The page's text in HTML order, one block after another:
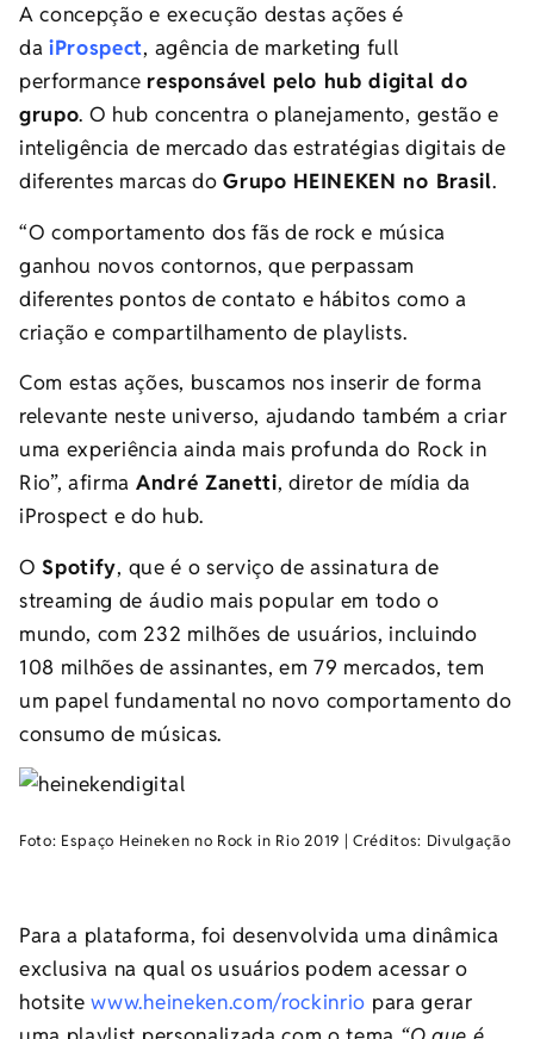
A concepção e execução destas ações é
daiProspect, agência de marketing full
performance responsável pelo hub digital do
grupo. O hub concentra o planejamento, gestão e
inteligência de mercado das estratégias digitais de
diferentes marcas doGrupo HEINEKEN no Brasil.
“O comportamento dos fãs de rock e música
ganhou novos contornos, que perpassam
diferentes pontos de contato e hábitos como a
criação e compartilhamento de playlists.
Com estas ações, buscamos nos inserir de forma
relevante neste universo, ajudando também a criar
uma experiência ainda mais profunda do Rock in
Rio”, afirma André Zanetti, diretor de mídia da
iProspect e do hub.
OSpotify, que é o serviço de assinatura de
streaming de áudio mais popular em todo o
mundo, com 232 milhões de usuários, incluindo
108 milhões de assinantes, em 79 mercados, tem
um papel fundamental no novo comportamento do
consumo de músicas.
Foto: Espaço Heineken no Rock in Rio 2019 | Créditos: Divulgação
Para a plataforma, foi desenvolvida uma dinâmica
exclusiva na qual os usuários podem acessar o
hotsite www.heineken.com/rockinrio para gerar